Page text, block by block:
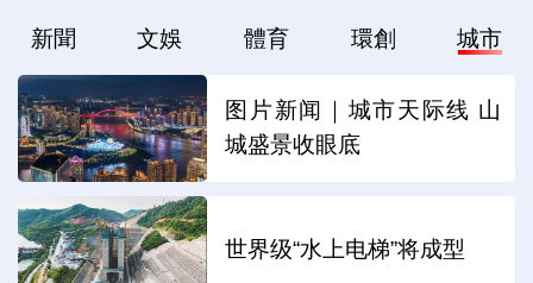
新聞 文娛 體育 環創 城市
图片新闻｜城市天际线 山
城盛景收眼底
世界级“水上电梯”将成型